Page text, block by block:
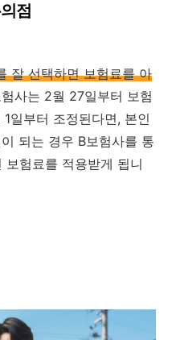
점
잘 선택하면 보험료를 아
사는 2월 27일부터 보험
일부터 조정된다면, 본인
되는 경우 B보험사를 통
험료를 적용받게 됩니